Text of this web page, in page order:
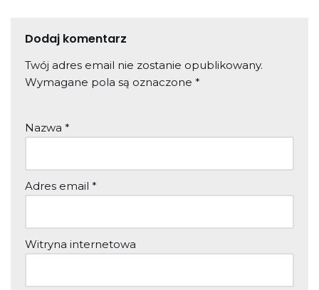
Dodaj komentarz
Twój adres email nie zostanie opublikowany.
Wymagane pola są oznaczone *
Nazwa *
Adres email *
Witryna internetowa